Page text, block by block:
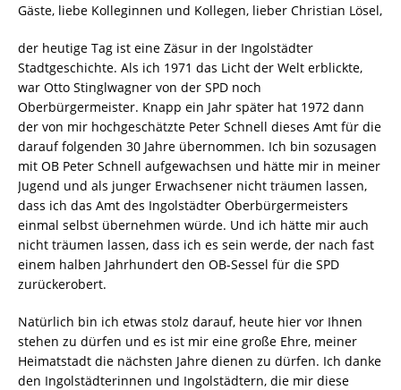
Gäste, liebe Kolleginnen und Kollegen, lieber Christian Lösel,
der heutige Tag ist eine Zäsur in der Ingolstädter
Stadtgeschichte. Als ich 1971 das Licht der Welt erblickte,
war Otto Stinglwagner von der SPD noch
Oberbürgermeister. Knapp ein Jahr später hat 1972 dann
der von mir hochgeschätzte Peter Schnell dieses Amt für die
darauf folgenden 30 Jahre übernommen. Ich bin sozusagen
mit OB Peter Schnell aufgewachsen und hätte mir in meiner
Jugend und als junger Erwachsener nicht träumen lassen,
dass ich das Amt des Ingolstädter Oberbürgermeisters
einmal selbst übernehmen würde. Und ich hätte mir auch
nicht träumen lassen, dass ich es sein werde, der nach fast
einem halben Jahrhundert den OB-Sessel für die SPD
zurückerobert.
Natürlich bin ich etwas stolz darauf, heute hier vor Ihnen
stehen zu dürfen und es ist mir eine große Ehre, meiner
Heimatstadt die nächsten Jahre dienen zu dürfen. Ich danke
den Ingolstädterinnen und Ingolstädtern, die mir diese